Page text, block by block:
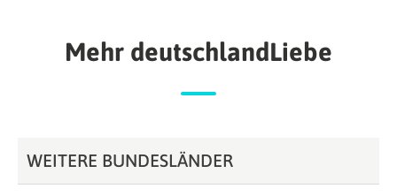
Mehr deutschlandLiebe
WEITERE BUNDESLÄNDER